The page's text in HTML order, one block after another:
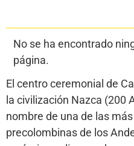
No se ha encontrado
página.
El centro ceremonial de
la civilización Nazca (200
nombre de una de las
precolombinas de los